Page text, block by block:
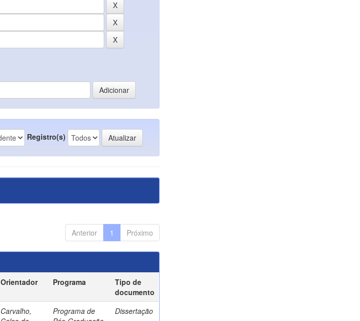
Registro(s)
Anterior 1 Próximo
Orientador Programa
Tipo de
documento
Carvalho,
Programa de
Dissertação